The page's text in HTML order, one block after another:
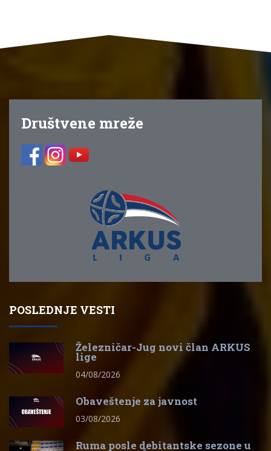
Društvene mreže
POSLEDNJE VESTI
Železničar-Jug novi član ARKUS
lige
04/08/2026
Obaveštenje za javnost
03/08/2026
Ruma posle debitantske sezone u